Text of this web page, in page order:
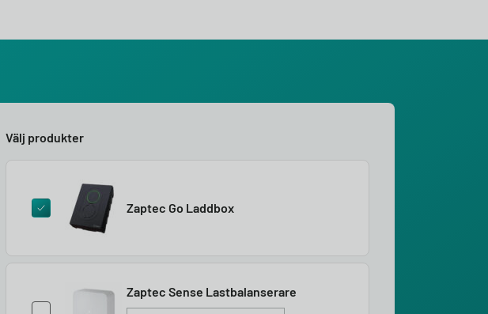
Välj produkter
Zaptec Go Laddbox
Zaptec Sense Lastbalanserare